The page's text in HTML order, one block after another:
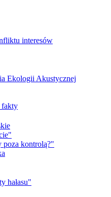
interesów
Ekologii Akustycznej
fakty
poza kontrolą?"
hałasu"